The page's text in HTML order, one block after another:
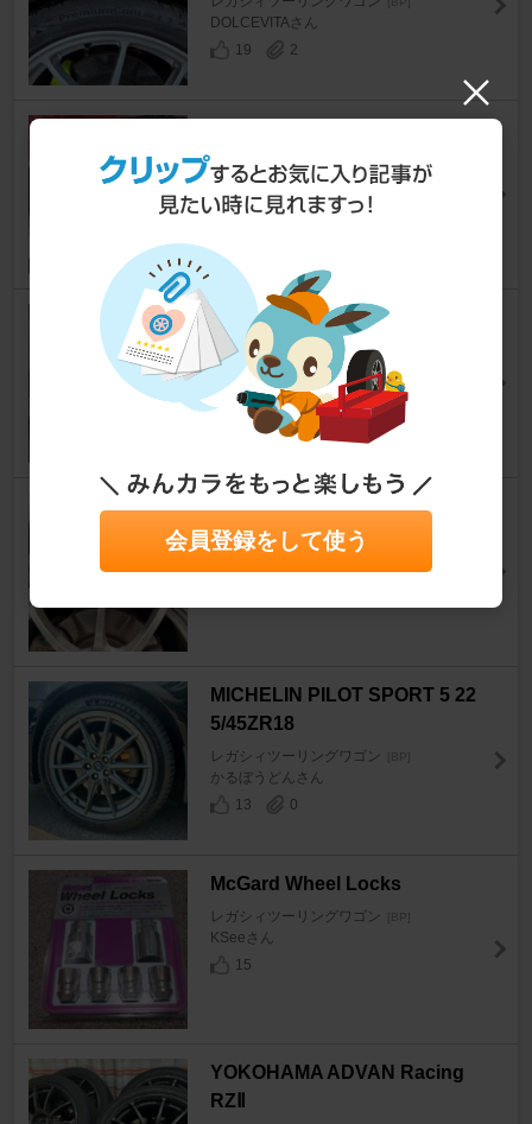
DOLCEVITAさん
19
2
3 225/40R19
BP5F@ふぁんさん
HANKOOK VENTUS S1 evo3
レガシィツーリングワゴン
hkr.さん
15
0
MICHELIN PILOT SPORT 4S
レガシィツーリングワゴン
MICHELIN PILOT SPORT 5 22
5/45ZR18
レガシィツーリングワゴン [BP]
かるぼうどんさん
13
0
McGard Wheel Locks
レガシィツーリングワゴン [BP]
KSeeさん
15
YOKOHAMA ADVAN Racing
RZⅡ
会員登録をして使う